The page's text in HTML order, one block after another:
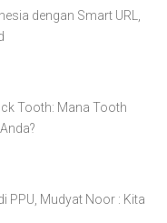
dengan Smart URL,
Tooth: Mana Tooth
PPU, Mudyat Noor : Kita